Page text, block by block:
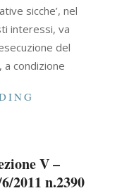
sicche’, nel
interessi, va
del
condizione
V –
2011 n.2390